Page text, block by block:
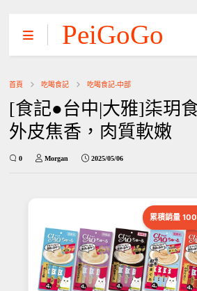
PeiGoGo
首頁 吃喝食記 吃喝食記-中部
[食記●台中|大雅]柒玥
外皮焦香，肉質軟嫩
0 Morgan 2025/05/06
累積銷量